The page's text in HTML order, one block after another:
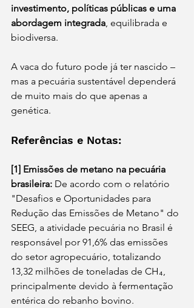
investimento, políticas públicas e uma
abordagem integrada, equilibrada e
biodiversa.
A vaca do futuro pode já ter nascido –
mas a pecuária sustentável dependerá
de muito mais do que apenas a
genética.
Referências e Notas:
[1] Emissões de metano na pecuária
brasileira: De acordo com o relatório
"Desafios e Oportunidades para
Redução das Emissões de Metano" do
SEEG, a atividade pecuária no Brasil é
responsável por 91,6% das emissões
do setor agropecuário, totalizando
13,32 milhões de toneladas de CH₄,
principalmente devido à fermentação
entérica do rebanho bovino.